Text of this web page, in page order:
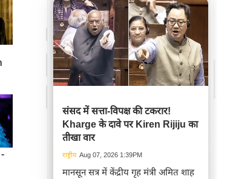
संसद में सत्ता-विपक्ष की टकरार!
Kharge के दावे पर Kiren Rijiju का
तीखा वार
राष्ट्रीय Aug 07, 2026 1:39PM
मानसून सत्र में केंद्रीय गृह मंत्री अमित शाह